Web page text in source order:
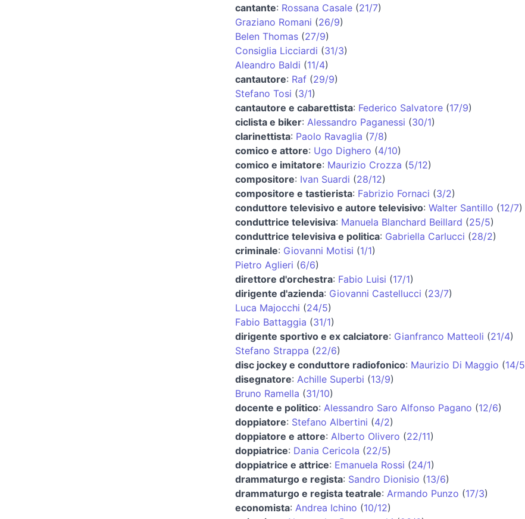
cantante: Rossana Casale (21/7)
Graziano Romani (26/9)
Belen Thomas (27/9)
Consiglia Licciardi (31/3)
Aleandro Baldi (11/4)
cantautore: Raf (29/9)
Stefano Tosi (3/1)
cantautore e cabarettista: Federico Salvatore (17/9)
ciclista e biker: Alessandro Paganessi (30/1)
clarinettista: Paolo Ravaglia (7/8)
comico e attore: Ugo Dighero (4/10)
comico e imitatore: Maurizio Crozza (5/12)
compositore: Ivan Suardi (28/12)
compositore e tastierista: Fabrizio Fornaci (3/2)
conduttore televisivo e autore televisivo: Walter Santillo (12/7)
conduttrice televisiva: Manuela Blanchard Beillard (25/5)
conduttrice televisiva e politica: Gabriella Carlucci (28/2)
criminale: Giovanni Motisi (1/1)
Pietro Aglieri (6/6)
direttore d'orchestra: Fabio Luisi (17/1)
dirigente d'azienda: Giovanni Castellucci (23/7)
Luca Majocchi (24/5)
Fabio Battaggia (31/1)
dirigente sportivo e ex calciatore: Gianfranco Matteoli (21/4)
Stefano Strappa (22/6)
disc jockey e conduttore radiofonico: Maurizio Di Maggio (14/5
disegnatore: Achille Superbi (13/9)
Bruno Ramella (31/10)
docente e politico: Alessandro Saro Alfonso Pagano (12/6)
doppiatore: Stefano Albertini (4/2)
doppiatore e attore: Alberto Olivero (22/11)
doppiatrice: Dania Cericola (22/5)
doppiatrice e attrice: Emanuela Rossi (24/1)
drammaturgo e regista: Sandro Dionisio (13/6)
drammaturgo e regista teatrale: Armando Punzo (17/3)
economista: Andrea Ichino (10/12)